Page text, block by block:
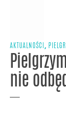
AKTUALNOŚCI ,
nie